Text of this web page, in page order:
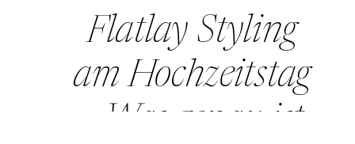
Flatlay Styling
am Hochzeitstag
– Was genau ist